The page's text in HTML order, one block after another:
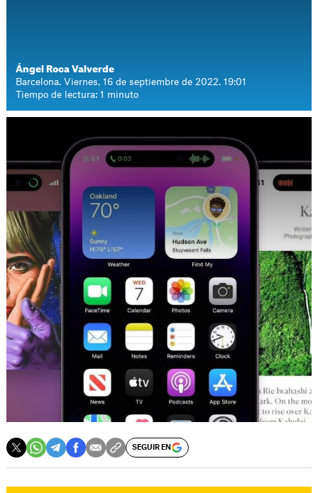
Ángel Roca Valverde
Barcelona. Viernes, 16 de septiembre de 2022. 19:01
Tiempo de lectura: 1 minuto
SEGUIR EN